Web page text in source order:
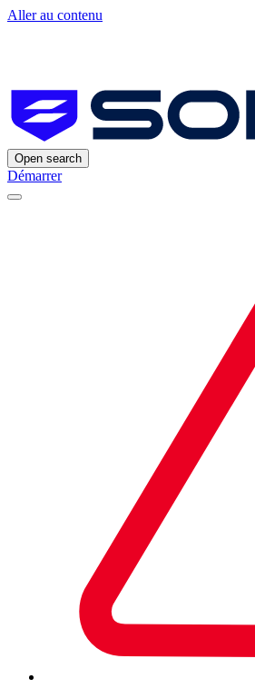
Aller au contenu
Open search
Démarrer